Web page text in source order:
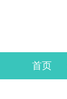
首页